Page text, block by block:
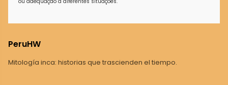
PeruHW
Mitología inca: historias que trascienden el tiempo.